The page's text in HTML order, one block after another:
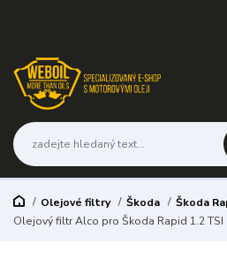
Olejové filtry Škoda Škoda
Olejový filtr Alco pro Škoda Rapid 1.2 TSI